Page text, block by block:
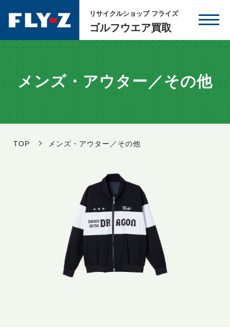
リサイクルショップ フライズ
ゴルフウエア買取
メンズ・アウター／その他
TOP メンズ・アウター／その他